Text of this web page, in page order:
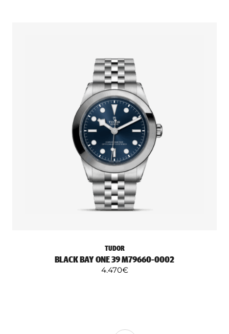
TUDOR
BLACK BAY ONE 39 M79660-0002
4.470€